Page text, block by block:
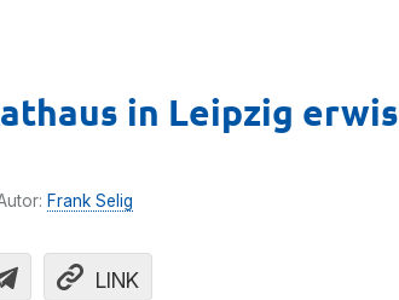
in Leipzig
Frank Selig
LINK